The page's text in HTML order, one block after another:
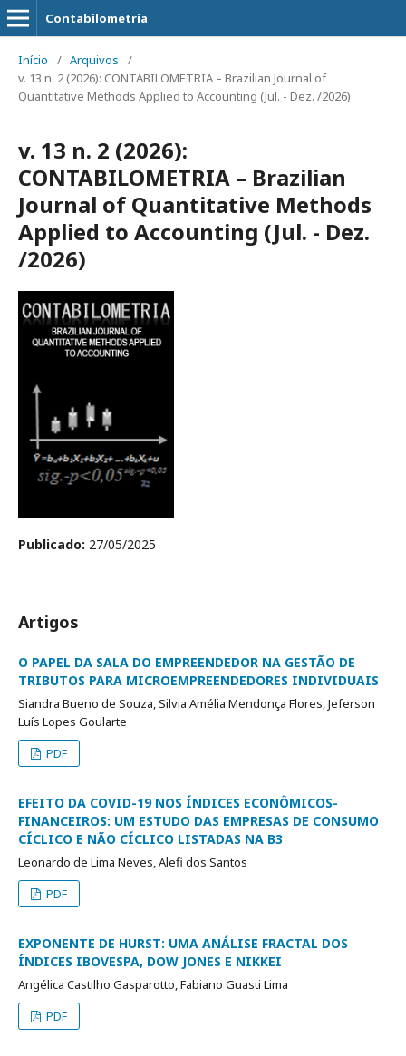
Contabilometria
Início / Arquivos
/
v. 13 n. 2 (2026): CONTABILOMETRIA – Brazilian Journal of
Quantitative Methods Applied to Accounting (Jul. - Dez. /2026)
v. 13 n. 2 (2026):
CONTABILOMETRIA – Brazilian
Journal of Quantitative Methods
Applied to Accounting (Jul. - Dez.
/2026)
Publicado: 27/05/2025
Artigos
O PAPEL DA SALA DO EMPREENDEDOR NA GESTÃO DE
TRIBUTOS PARA MICROEMPREENDEDORES INDIVIDUAIS
Siandra Bueno de Souza, Silvia Amélia Mendonça Flores, Jeferson
Luís Lopes Goularte
PDF
EFEITO DA COVID-19 NOS ÍNDICES ECONÔMICOS-
FINANCEIROS: UM ESTUDO DAS EMPRESAS DE CONSUMO
CÍCLICO E NÃO CÍCLICO LISTADAS NA B3
Leonardo de Lima Neves, Alefi dos Santos
PDF
EXPONENTE DE HURST: UMA ANÁLISE FRACTAL DOS
ÍNDICES IBOVESPA, DOW JONES E NIKKEI
Angélica Castilho Gasparotto, Fabiano Guasti Lima
PDF